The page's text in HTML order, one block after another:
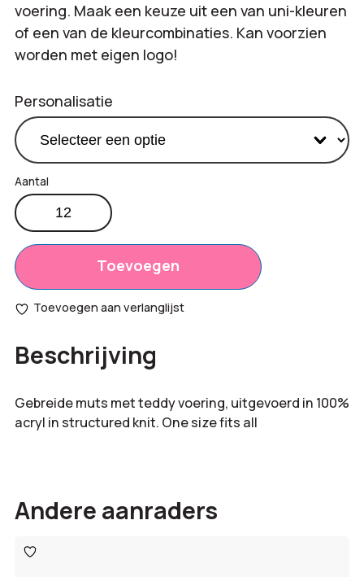
voering. Maak een keuze uit een van uni-kleuren
of een van de kleurcombinaties. Kan voorzien
worden met eigen logo!
Personalisatie
Productprijs:
Totaal
opties:
€0,00
totaal:
Teddy
Beanie
aantal
Toevoegen
Toevoegen aan verlanglijst
Beschrijving
Gebreide muts met teddy voering, uitgevoerd in 100%
acryl in structured knit. One size fits all
Andere aanraders
Toevoegen
aan